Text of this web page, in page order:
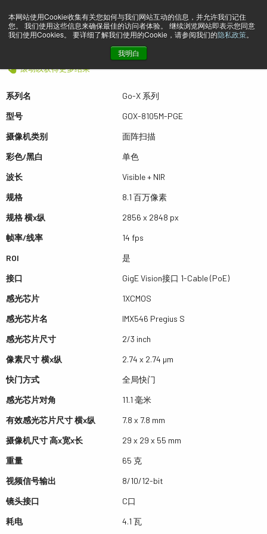
本网站使用Cookie收集有关您如何与我们网站互动的信息，并允许我们记住
您。 我们使用这些信息来确保最佳的访问者体验。 继续浏览网站即表示您同意
我们使用Cookies。 要详细了解我们使用的Cookie，请参阅我们的隐私政策。
我明白
预览 GOX-8105M-PGE
滚动以获得更多结果
系列名
Go-X 系列
型号
GOX-8105M-PGE
摄像机类别
面阵扫描
彩色/黑白
单色
波长
Visible + NIR
规格
8.1 百万像素
规格 横x纵
2856 x 2848 px
帧率/线率
14 fps
ROI
是
接口
GigE Vision接口 1-Cable (PoE)
感光芯片
1XCMOS
感光芯片名
IMX546 Pregius S
感光芯片尺寸
2/3 inch
像素尺寸 横x纵
2.74 x 2.74 µm
快门方式
全局快门
感光芯片对角
11.1 毫米
有效感光芯片尺寸 横x纵
7.8 x 7.8 mm
摄像机尺寸 高x宽x长
29 x 29 x 55 mm
重量
65 克
视频信号输出
8/10/12-bit
镜头接口
C口
耗电
4.1 瓦